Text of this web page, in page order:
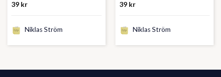
39 kr
Niklas Ström
39 kr
Niklas Ström